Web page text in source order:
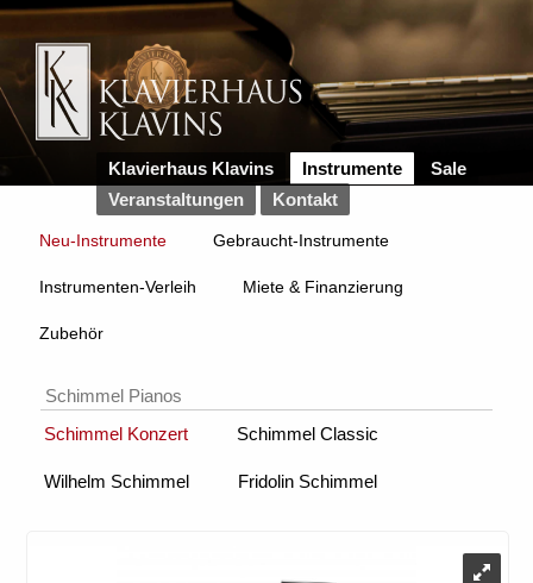
Klavierhaus Klavins Instrumente
Sale
Veranstaltungen
Kontakt
Neu-Instrumente Gebraucht-Instrumente
Instrumenten-Verleih Miete & Finanzierung
Zubehör
Schimmel Pianos
Schimmel Konzert
Schimmel Classic
Wilhelm Schimmel Fridolin Schimmel